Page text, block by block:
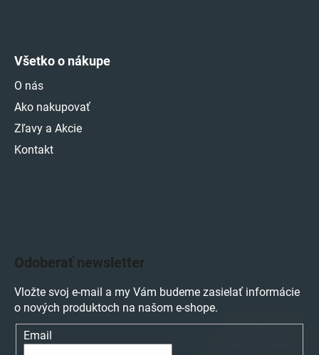
Všetko o nákupe
O nás
Ako nakupovať
Zľavy a Akcie
Kontakt
Odoberať newsletter
Vložte svoj e-mail a my Vám budeme zasielať informácie
o nových produktoch na našom e-shope.
Email